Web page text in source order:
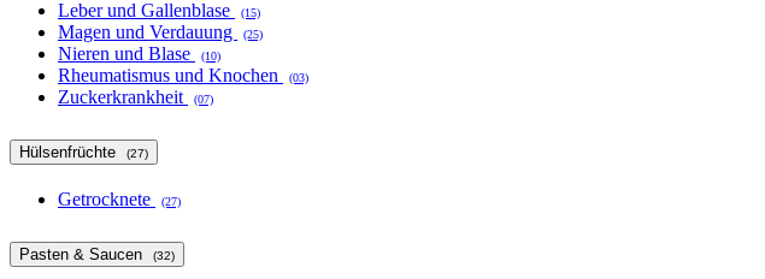
Leber und Gallenblase (15)
Magen und Verdauung (25)
Nieren und Blase (10)
Rheumatismus und Knochen (03)
Zuckerkrankheit (07)
Hülsenfrüchte (27)
Getrocknete (27)
Pasten & Saucen (32)